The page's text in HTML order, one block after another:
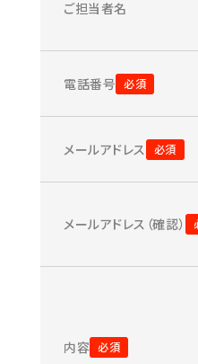
ご担当者名
電話番号
メールアドレス
メールアドレス（確認）
内容